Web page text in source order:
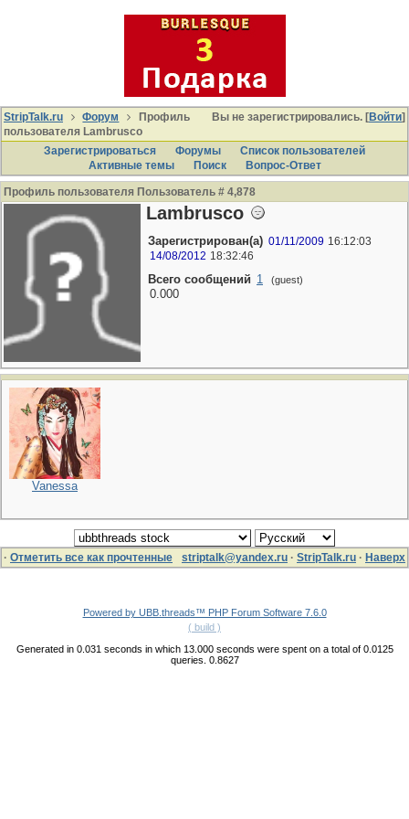
Вы не зарегистрировались. [Войти]
StripTalk.ru Форум
Профиль
пользователя Lambrusco
Зарегистрироваться
Форумы
Список пользователей
Активные темы
Поиcк Вопрос-Ответ
Профиль пользователя Пользователь # 4,878
Lambrusco
Зарегистрирован(а) 01/11/2009 16:12:03
14/08/2012 18:32:46
Всего сообщений 1 (guest)
0.000
Vanessa
· Отметить все как прочтенные striptalk@yandex.ru · StripTalk.ru · Наверх
Powered by UBB.threads™ PHP Forum Software 7.6.0
( build )
Generated in 0.031 seconds in which 13.000 seconds were spent on a total of 0.0125
queries. 0.8627